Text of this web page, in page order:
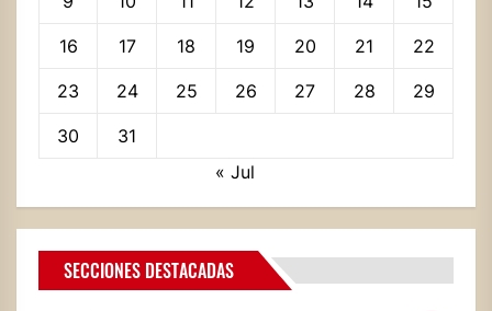
16 17 18 19 20 21 22
23 24 25 26 27 28 29
30
31
« Jul
SECCIONES DESTACADAS